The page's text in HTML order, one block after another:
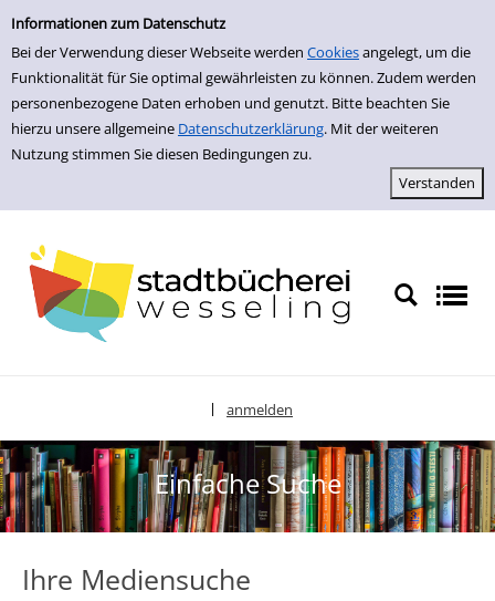
Informationen zum Datenschutz
Bei der Verwendung dieser Webseite werden Cookiesangelegt, um die
Funktionalität für Sie optimal gewährleisten zu können. Zudem werden
personenbezogene Daten erhoben und genutzt. Bitte beachten Sie
hierzu unsere allgemeine Datenschutzerklärung. Mit der weiteren
Nutzung stimmen Sie diesen Bedingungen zu.
zur Navigation springen
zum Inhalt springen
Zur Detailanzeige springen
anmelden
Einfache Suche
Ihre Mediensuche